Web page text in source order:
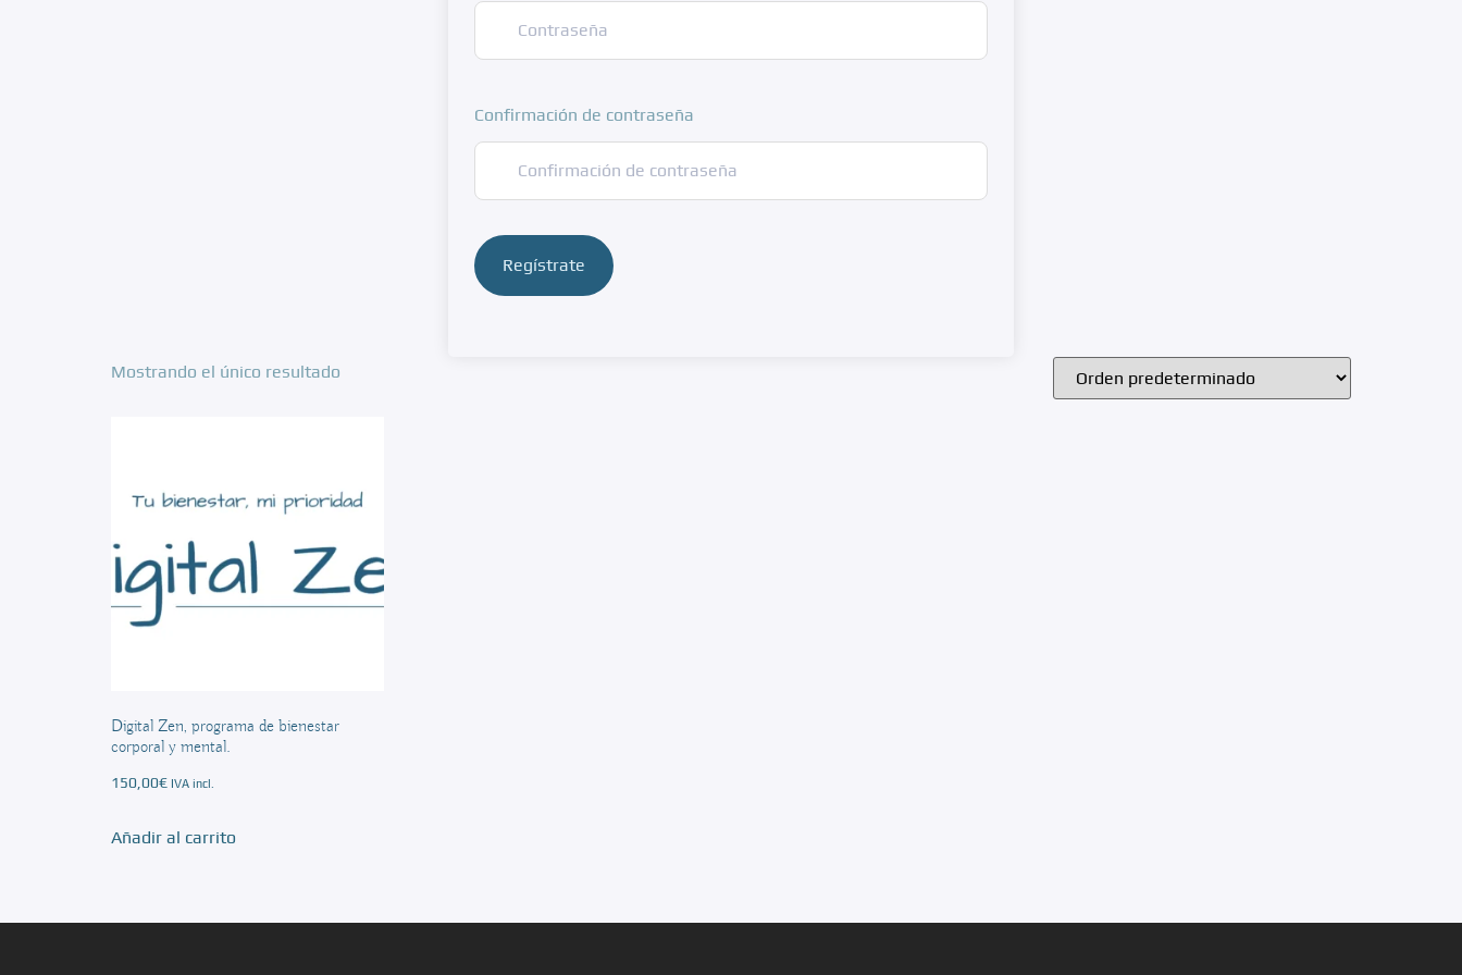
Confirmación de contraseña
Regístrate
Mostrando el único resultado
Digital Zen, programa de bienestar
corporal y mental.
150,00€ IVA incl.
Añadir al carrito